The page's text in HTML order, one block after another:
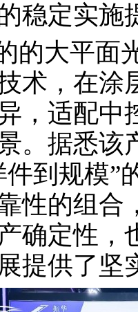
稳定实施
的大平面
术，在涂
，适配中
。据悉该
到规模”
性的组合
确定性，
提供了坚